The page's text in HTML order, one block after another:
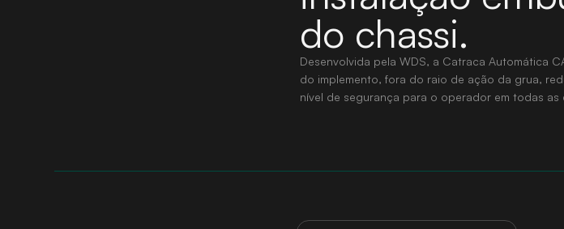
do chassi.
Desenvolvida pela WDS, a Catraca Automática
do implemento, fora do raio de ação da grua,
nível de segurança para o operador em todas